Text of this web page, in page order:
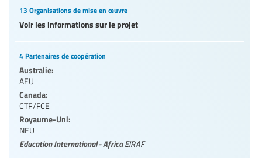
13 Organisations de mise en œuvre
Voir les informations sur le projet
4 Partenaires de coopération
Australie:
AEU
Canada:
CTF/FCE
Royaume-Uni:
NEU
Education International - AfricaEIRAF